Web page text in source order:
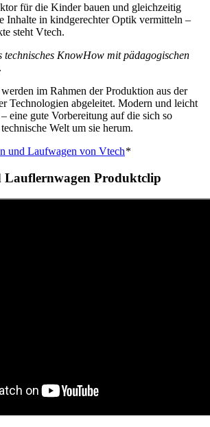
für die Kinder bauen und gleichzeitig
Inhalte in kindgerechter Optik vermitteln –
steht Vtech.
technisches KnowHow mit pädagogischen
im Rahmen der Produktion aus der
Technologien abgeleitet. Modern und leicht
eine gute Vorbereitung auf die sich so
Welt um sie herum.
und Laufwagen von Vtech*
Lauflernwagen Produktclip